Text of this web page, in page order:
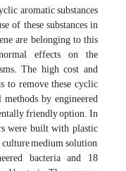
aromatic substances
of these substances in
are belonging to this
effects on the
The high cost and
to remove these cyclic
by engineered
friendly option. In
were built with plastic
medium solution,
bacteria and 18